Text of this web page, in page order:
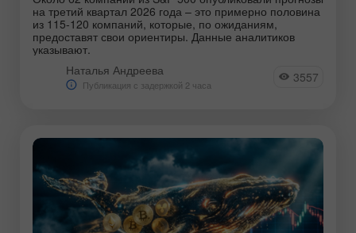
на третий квартал 2026 года – это примерно половина
из 115-120 компаний, которые, по ожиданиям,
предоставят свои ориентиры. Данные аналитиков
указывают.
Наталья Андреева
Публикация с задержкой 2 часа 3557